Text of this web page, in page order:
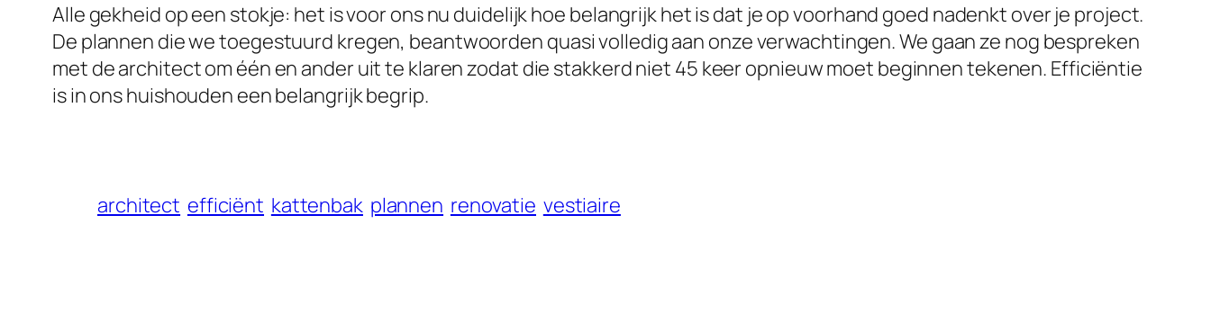
Alle gekheid op een stokje: het is voor ons nu duidelijk hoe belangrijk het is dat je op voorhand goed nadenkt over je project.
De plannen die we toegestuurd kregen, beantwoorden quasi volledig aan onze verwachtingen. We gaan ze nog bespreken
met de architect om één en ander uit te klaren zodat die stakkerd niet 45 keer opnieuw moet beginnen tekenen. Efficiëntie
is in ons huishouden een belangrijk begrip.
architect efficiënt kattenbak plannen renovatie vestiaire